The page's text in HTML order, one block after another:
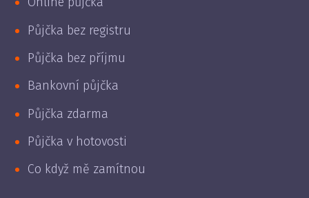
Půjčka bez registru
Půjčka bez příjmu
Bankovní půjčka
Půjčka zdarma
Půjčka v hotovosti
Co když mě zamítnou